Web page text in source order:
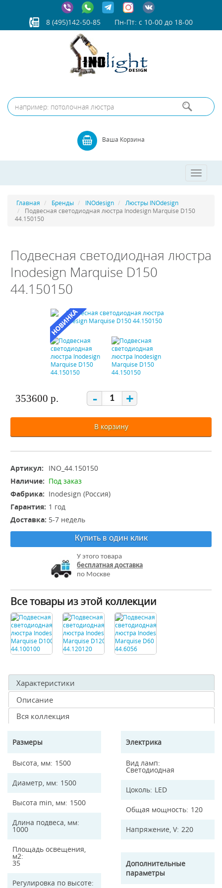
8 (495)142-50-85 Пн-Пт: с 10-00 до 18-00
Ваша Корзина
Toggle
Главная Бренды INOdesign
Люстры INOdesign
Подвесная светодиодная люстра Inodesign Marquise D150
44.150150
Подвесная светодиодная люстра
Inodesign Marquise D150
44.150150
353600 р. - +
В корзину
Артикул:
INO_44.150150
Наличие: Под заказ
Фабрика: Inodesign (Россия)
Гарантия: 1 год
Доставка: 5-7 недель
Купить в один клик
У этого товара
бесплатная доставка
по Москве
Все товары из этой коллекции
Характеристики
Описание
Вся коллекция
Размеры
Высота, мм 1500
Диаметр, мм 1500
Высота min, мм 1500
Длина подвеса, мм
1000
Площадь освещения,
м2
35
Регулировка по высоте
Электрика
Вид ламп
Светодиодная
Цоколь LED
Общая мощность 120
Напряжение, V 220
Дополнительные
параметры